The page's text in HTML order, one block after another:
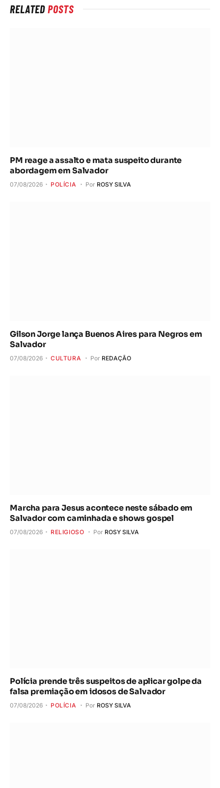
RELATEDPOSTS
PM reage a assalto e mata suspeito durante
abordagem em Salvador
07/08/2026 POLÍCIA Por ROSY SILVA
Gilson Jorge lança Buenos Aires para Negros em
Salvador
07/08/2026 CULTURA Por REDAÇÃO
Marcha para Jesus acontece neste sábado em
Salvador com caminhada e shows gospel
07/08/2026 RELIGIOSO Por ROSY SILVA
Polícia prende três suspeitos de aplicar golpe da
falsa premiação em idosos de Salvador
07/08/2026 POLÍCIA Por ROSY SILVA